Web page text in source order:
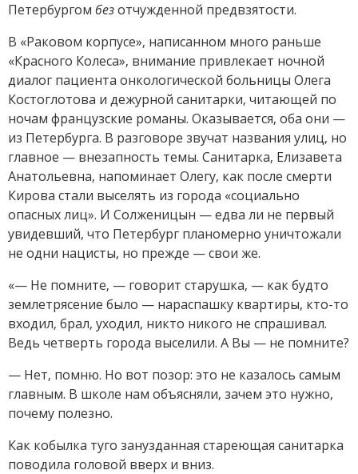
Петербургом безотчужденной предвзятости.
В «Раковом корпусе», написанном много раньше
«Красного Колеса», внимание привлекает ночной
диалог пациента онкологической больницы Олега
Костоглотова и дежурной санитарки, читающей по
ночам французские романы. Оказывается, оба они —
из Петербурга. В разговоре звучат названия улиц, но
главное — внезапность темы. Санитарка, Елизавета
Анатольевна, напоминает Олегу, как после смерти
Кирова стали выселять из города «социально
опасных лиц». И Солженицын — едва ли не первый
увидевший, что Петербург планомерно уничтожали
не одни нацисты, но прежде — свои же.
«— Не помните, — говорит старушка, — как будто
землетрясение было — нарас­паш­ку квартиры, кто-то
входил, брал, уходил, никто никого не спрашивал.
Ведь четверть города выселили. А Вы — не помните?
— Нет, помню. Но вот позор: это не казалось самым
главным. В школе нам объясняли, зачем это нужно,
почему полезно.
Как кобылка туго занузданная стареющая санитарка
поводила головой вверх и вниз.